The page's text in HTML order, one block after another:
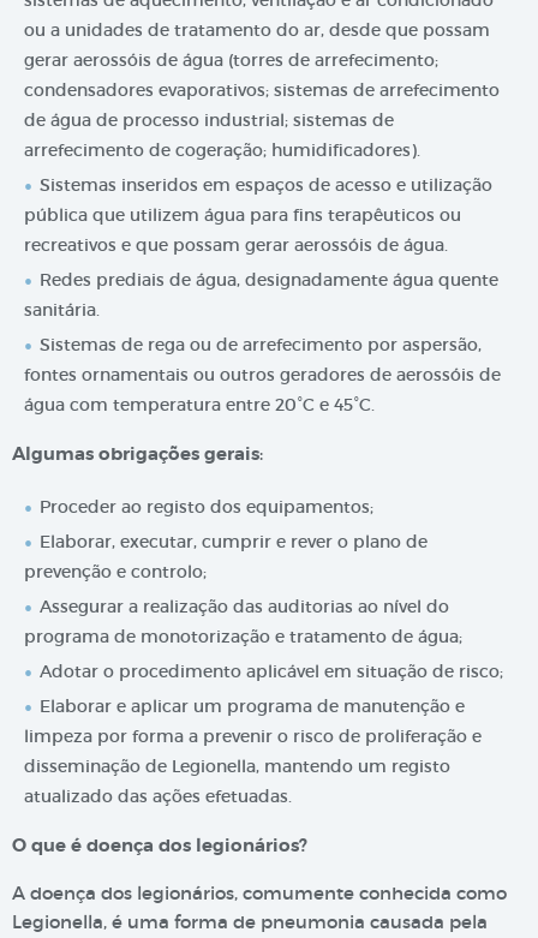
ou a unidades de tratamento do ar, desde que possam
gerar aerossóis de água (torres de arrefecimento;
condensadores evaporativos; sistemas de arrefecimento
de água de processo industrial; sistemas de
arrefecimento de cogeração; humidificadores).
Sistemas inseridos em espaços de acesso e utilização
pública que utilizem água para fins terapêuticos ou
recreativos e que possam gerar aerossóis de água.
Redes prediais de água, designadamente água quente
sanitária.
Sistemas de rega ou de arrefecimento por aspersão,
fontes ornamentais ou outros geradores de aerossóis de
água com temperatura entre 20°C e 45°C.
Algumas obrigações gerais:
Proceder ao registo dos equipamentos;
Elaborar, executar, cumprir e rever o plano de
prevenção e controlo;
Assegurar a realização das auditorias ao nível do
programa de monotorização e tratamento de água;
Adotar o procedimento aplicável em situação de risco;
Elaborar e aplicar um programa de manutenção e
limpeza por forma a prevenir o risco de proliferação e
disseminação de Legionella, mantendo um registo
atualizado das ações efetuadas.
O que é doença dos legionários?
A doença dos legionários, comumente conhecida como
Legionella, é uma forma de pneumonia causada pela